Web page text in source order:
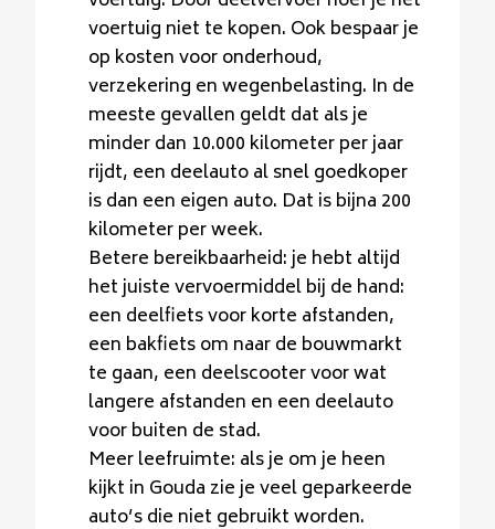
voertuig niet te kopen. Ook bespaar je
op kosten voor onderhoud,
verzekering en wegenbelasting. In de
meeste gevallen geldt dat als je
minder dan 10.000 kilometer per jaar
rijdt, een deelauto al snel goedkoper
is dan een eigen auto. Dat is bijna 200
kilometer per week.
Betere bereikbaarheid: je hebt altijd
het juiste vervoermiddel bij de hand:
een deelfiets voor korte afstanden,
een bakfiets om naar de bouwmarkt
te gaan, een deelscooter voor wat
langere afstanden en een deelauto
voor buiten de stad.
Meer leefruimte: als je om je heen
kijkt in Gouda zie je veel geparkeerde
auto’s die niet gebruikt worden.